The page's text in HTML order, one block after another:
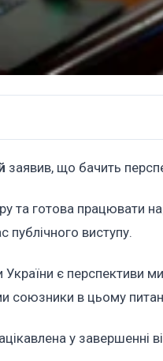
заявив, що бачить
та готова працювати
публічного виступу.
України є перспективи
в цьому
у завершенні